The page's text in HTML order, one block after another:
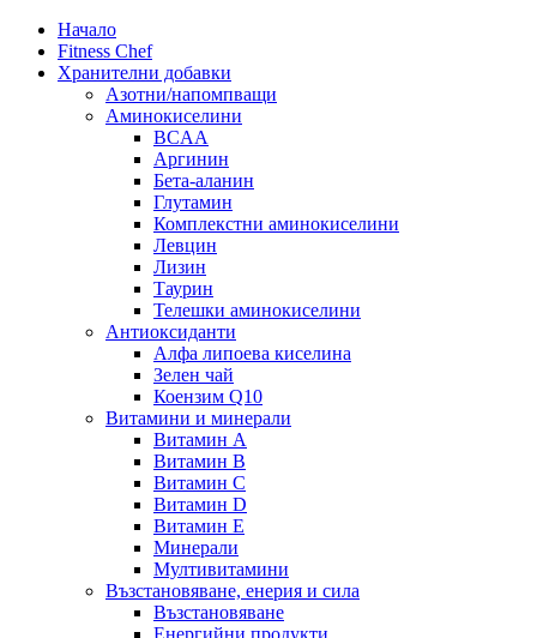
Начало
Fitness Chef
Хранителни добавки
Азотни/напомпващи
Аминокиселини
BCAA
Аргинин
Бета-аланин
Глутамин
Комплекстни аминокиселини
Левцин
Лизин
Таурин
Телешки аминокиселини
Антиоксиданти
Алфа липоева киселина
Зелен чай
Коензим Q10
Витамини и минерали
Витамин А
Витамин B
Витамин C
Витамин D
Витамин E
Минерали
Мултивитамини
Възстановяване, енерия и сила
Възстановяване
Енергийни продукти